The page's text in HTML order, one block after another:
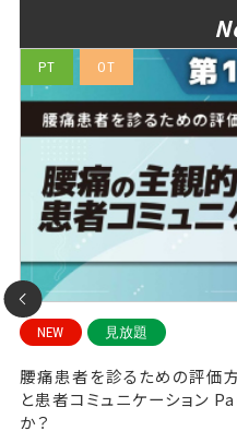
PT OT
NEW 見放題
腰痛患者を診るための評価
と患者コミュニケーション
か？